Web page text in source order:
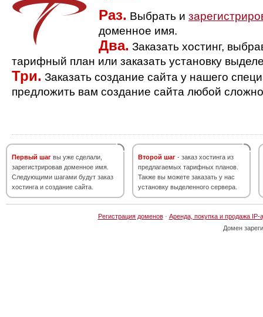
Раз. Выбрать и
доменное имя.
Два. Заказать хостинг,
тарифный план или заказать установку
Три. Заказать создание сайта у нашего
предложить вам создание сайта любой
Первый шаг вы уже сделали,
зарегистрировав доменное имя.
Следующими шагами будут заказ
хостинга и создание сайта.
Второй шаг - заказ хостинга из
предлагаемых тарифных планов.
Также вы можете заказать у нас
установку выделенного сервера.
Регистрация доменов· Аренда, покупка и продажа IP-
Домен